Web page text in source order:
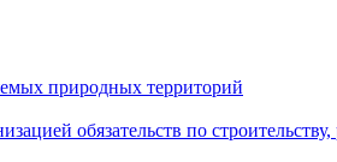
природных территорий
обязательств по